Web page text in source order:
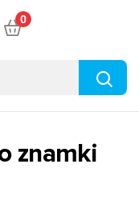
0
znamki